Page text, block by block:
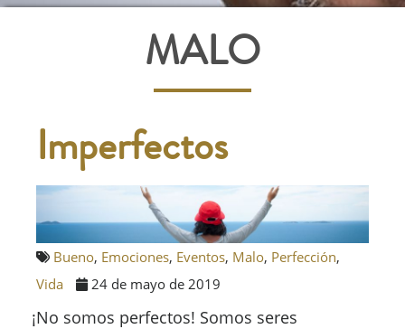
MALO
Imperfectos
Bueno, Emociones, Eventos, Malo, Perfección,
Vida
24 de mayo de 2019
¡No somos perfectos! Somos seres